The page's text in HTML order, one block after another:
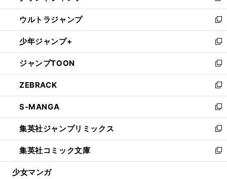
開
く
ウ
で
開
く
ン
ド
ウ
で
開
く
ウ
ィ
ン
ド
ウ
で
開
く
し
い
ウ
ィ
ン
ド
ウ
で
開
く
ウルトラジャンプ
新
し
い
ウ
ィ
ン
ド
ウ
で
開
く
少年ジャンプ+
新
し
い
ウ
ィ
ン
ド
ウ
で
開
く
ジャンプTOON
新
し
い
ウ
ィ
ン
ド
ウ
で
開
ZEBRACK
新
し
い
ウ
ィ
ン
ド
ウ
S-MANGA
新
し
い
ウ
ィ
ン
集英社ジャンプリミックス
新
し
い
ウ
集英社コミック文庫
新
し
少女マンガ